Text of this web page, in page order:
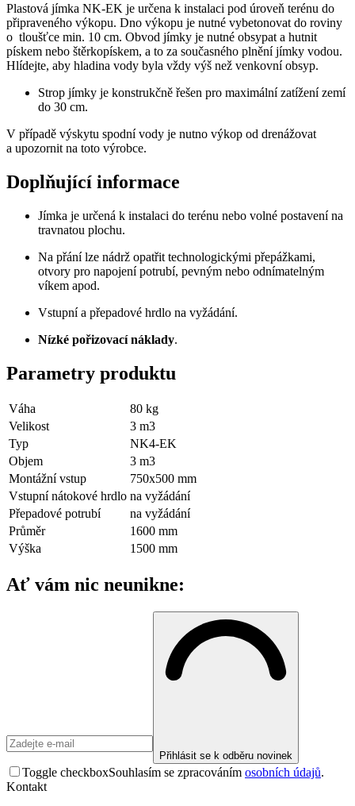
Plastová jímka NK-EK je určena k instalaci pod úroveň terénu do
připraveného výkopu. Dno výkopu je nutné vybetonovat do roviny
o tloušťce min. 10 cm. Obvod jímky je nutné obsypat a hutnit
pískem nebo štěrkopískem, a to za současného plnění jímky vodou.
Hlídejte, aby hladina vody byla vždy výš než venkovní obsyp.
Strop jímky je konstrukčně řešen pro maximální zatížení zemí
do 30 cm.
V případě výskytu spodní vody je nutno výkop od drenážovat
a upozornit na toto výrobce.
Doplňující informace
Jímka je určená k instalaci do terénu nebo volné postavení na
travnatou plochu.
Na přání lze nádrž opatřit technologickými přepážkami,
otvory pro napojení potrubí, pevným nebo odnímatelným
víkem apod.
Vstupní a přepadové hrdlo na vyžádání.
Nízké pořizovací náklady.
Parametry produktu
Váha 80 kg
Velikost
3 m3
Typ
NK4-EK
Objem
3 m3
Montážní vstup
750x500 mm
Vstupní nátokové hrdlo na vyžádání
Přepadové potrubí
na vyžádání
Průměr
1600 mm
Výška
1500 mm
Ať vám nic neunikne:
Přihlásit se k odběru novinek
Toggle checkboxSouhlasím se zpracováním osobních údajů.
Kontakt